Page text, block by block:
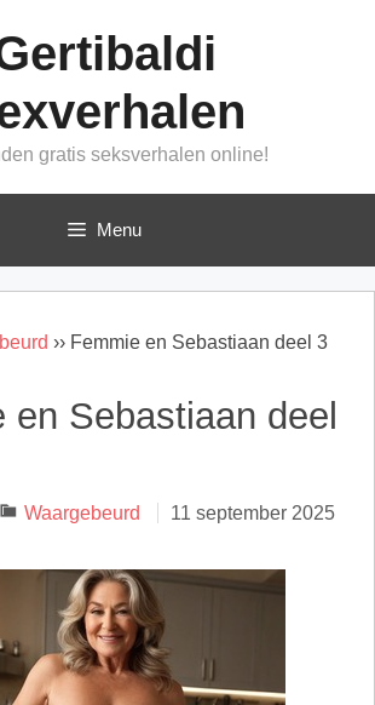
gratis seksverhalen online!
Menu
›› Femmie en Sebastiaan deel 3
en Sebastiaan deel
Categorieën
Waargebeurd 11 september 2025